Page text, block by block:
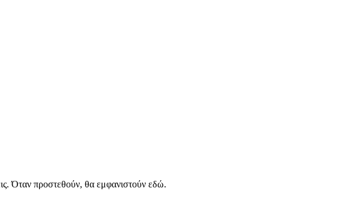
Όταν προστεθούν, θα εμφανιστούν εδώ.